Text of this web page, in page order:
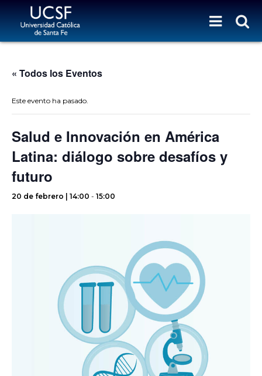
« Todos los Eventos
Este evento ha pasado.
Salud e Innovación en América
Latina: diálogo sobre desafíos y
futuro
20 de febrero | 14:00 - 15:00